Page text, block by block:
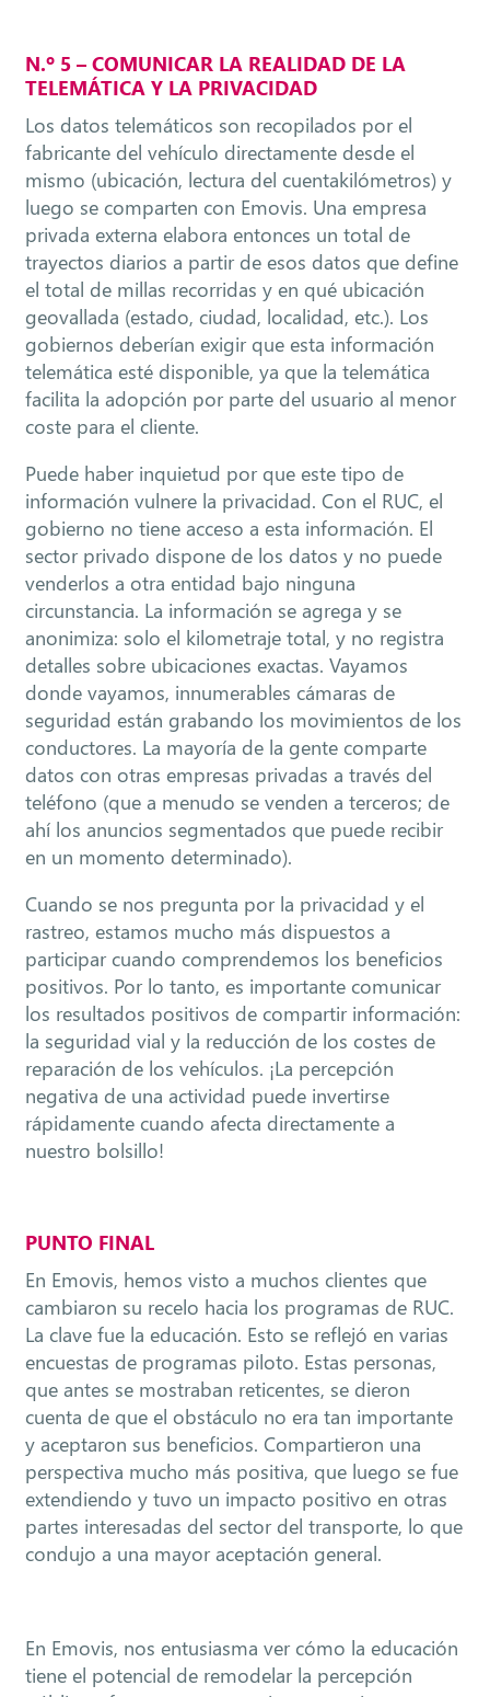
N.º 5 – COMUNICAR LA REALIDAD DE LA
TELEMÁTICA Y LA PRIVACIDAD
Los datos telemáticos son recopilados por el
fabricante del vehículo directamente desde el
mismo (ubicación, lectura del cuentakilómetros) y
luego se comparten con Emovis. Una empresa
privada externa elabora entonces un total de
trayectos diarios a partir de esos datos que define
el total de millas recorridas y en qué ubicación
geovallada (estado, ciudad, localidad, etc.). Los
gobiernos deberían exigir que esta información
telemática esté disponible, ya que la telemática
facilita laadopción por parte del usuario al menor
coste para el cliente.
Puede haber inquietud por que este tipo de
información vulnere la privacidad. Con el RUC, el
gobierno no tiene acceso a esta información. El
sector privado dispone de los datos y no puede
venderlos a otra entidad bajo ninguna
circunstancia. La información se agrega y se
anonimiza: solo el kilometraje total, y no registra
detalles sobre ubicaciones exactas. Vayamos
donde vayamos, innumerables cámaras de
seguridad están grabando los movimientos de los
conductores. La mayoría de la gente comparte
datos con otras empresas privadas a través del
teléfono (que a menudo se venden a terceros; de
ahí los anuncios segmentados que puede recibir
en un momento determinado).
Cuando se nos pregunta por la privacidad y el
rastreo, estamos mucho más dispuestos a
participar cuando comprendemos los beneficios
positivos. Por lo tanto, es importante comunicar
los resultados positivos de compartir información:
la seguridad vial y la reducción de los costes de
reparación de los vehículos. ¡La percepción
negativa de una actividad puede invertirse
rápidamente cuando afecta directamente a
nuestro bolsillo!
PUNTO FINAL
En Emovis, hemos visto a muchos clientes que
cambiaron su recelo hacia los programas de RUC.
La clave fue la educación. Esto se reflejó en varias
encuestas de programas piloto. Estas personas,
que antes se mostraban reticentes, se dieron
cuenta de que el obstáculo no era tan importante
y aceptaron sus beneficios. Compartieron una
perspectiva mucho más positiva, que luego se fue
extendiendo y tuvo un impacto positivo en otras
partes interesadas del sector del transporte, lo que
condujo a una mayor aceptación general.
En Emovis, nos entusiasma ver cómo la educación
tiene el potencial de remodelar la percepción